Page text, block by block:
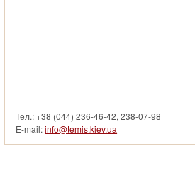
Тел.: +38 (044) 236-46-42, 238-07-98
E-mail:info@temis.kiev.ua